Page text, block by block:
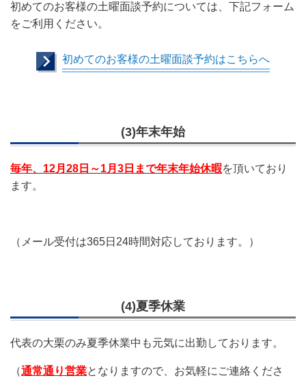
初めてのお客様の土曜面談予約については、下記フォーム
をご利用ください。
初めてのお客様の土曜面談予約はこちらへ
(3)年末年始
毎年、12月28日～1月3日まで年末年始休暇を頂いており
ます。
（メール受付は365日24時間対応しております。）
(4)夏季休業
代表の大栗のみ夏季休業中も元気に出勤しております。
（通常通り営業となりますので、お気軽にご連絡くださ